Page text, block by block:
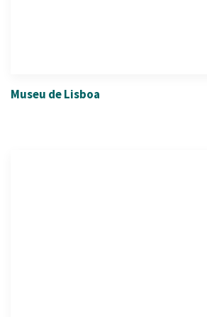
Museu de Lisboa